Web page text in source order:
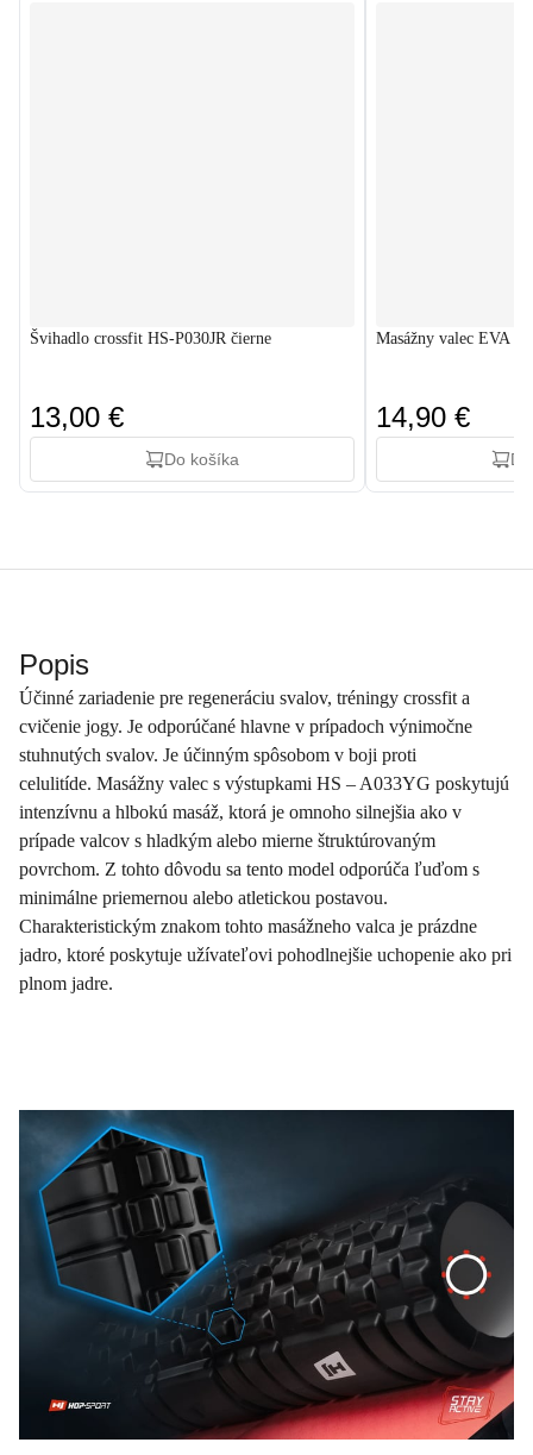
Švihadlo crossfit HS-P030JR čierne
13,00 €
Do košíka
Masážny valec EVA
14,90 €
Popis
Účinné zariadenie pre regeneráciu svalov, tréningy crossfit a
cvičenie jogy. Je odporúčané hlavne v prípadoch výnimočne
stuhnutých svalov. Je účinným spôsobom v boji proti
celulitíde. Masážny valec s výstupkami HS – A033YG poskytujú
intenzívnu a hlbokú masáž, ktorá je omnoho silnejšia ako v
prípade valcov s hladkým alebo mierne štruktúrovaným
povrchom. Z tohto dôvodu sa tento model odporúča ľuďom s
minimálne priemernou alebo atletickou postavou.
Charakteristickým znakom tohto masážneho valca je prázdne
jadro, ktoré poskytuje užívateľovi pohodlnejšie uchopenie ako pri
plnom jadre.